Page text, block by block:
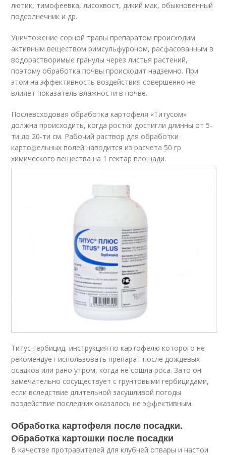
лютик, тимофеевка, лисохвост, дикий мак, обыкновенный
подсолнечник и др.
Уничтожение сорной травы препаратом происходим
активным веществом римсульфуроном, расфасованным в
водорастворимые гранулы через листья растений,
поэтому обработка почвы происходит надземно. При
этом на эффективность воздействия совершенно не
влияет показатель влажности в почве.
Послевсходовая обработка картофеля «Титусом»
должна происходить, когда ростки достигли длинны от 5-
ти до 20-ти см. Рабочий раствор для обработки
картофельных полей наводится из расчета 50 гр
химического вещества на 1 гектар площади.
Титус-гербицид, инструкция по картофелю которого не
рекомендует использовать препарат после дождевых
осадков или рано утром, когда не сошла роса. Зато он
замечательно сосуществует с грунтовыми гербицидами,
если вследствие длительной засушливой погоды
воздействие последних оказалось не эффективным.
Обработка картофеля после посадки.
Обработка картошки после посадки
В качестве протравителей для клубней отвары и настои